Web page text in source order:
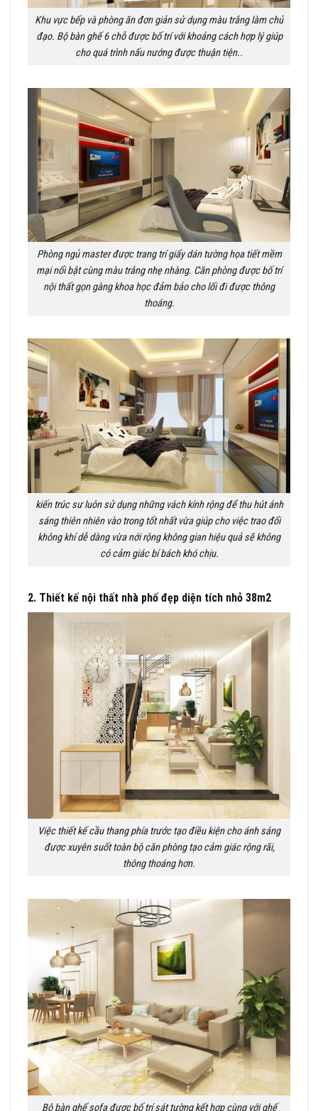
Khu vực bếp và phòng ăn đơn giản sử dụng màu trắng làm chủ
đạo. Bộ bàn ghế 6 chỗ được bố trí với khoảng cách hợp lý giúp
cho quá trình nấu nướng được thuận tiện..
Phòng ngủ master được trang trí giấy dán tường họa tiết mềm
mại nổi bật cùng màu trắng nhẹ nhàng. Căn phòng được bố trí
nội thất gọn gàng khoa học đảm bảo cho lối đi được thông
thoáng.
kiến trúc sư luôn sử dụng những vách kính rộng để thu hút ánh
sáng thiên nhiên vào trong tốt nhất vừa giúp cho việc trao đổi
không khí dễ dàng vừa nới rộng không gian hiệu quả sẽ không
có cảm giác bí bách khó chịu.
2. Thiết kế nội thất nhà phố đẹp diện tích nhỏ 38m2
Việc thiết kế cầu thang phía trước tạo điều kiện cho ánh sáng
được xuyên suốt toàn bộ căn phòng tạo cảm giác rộng rãi,
thông thoáng hơn.
Bộ bàn ghế sofa được bố trí sát tường kết hợp cùng với ghế